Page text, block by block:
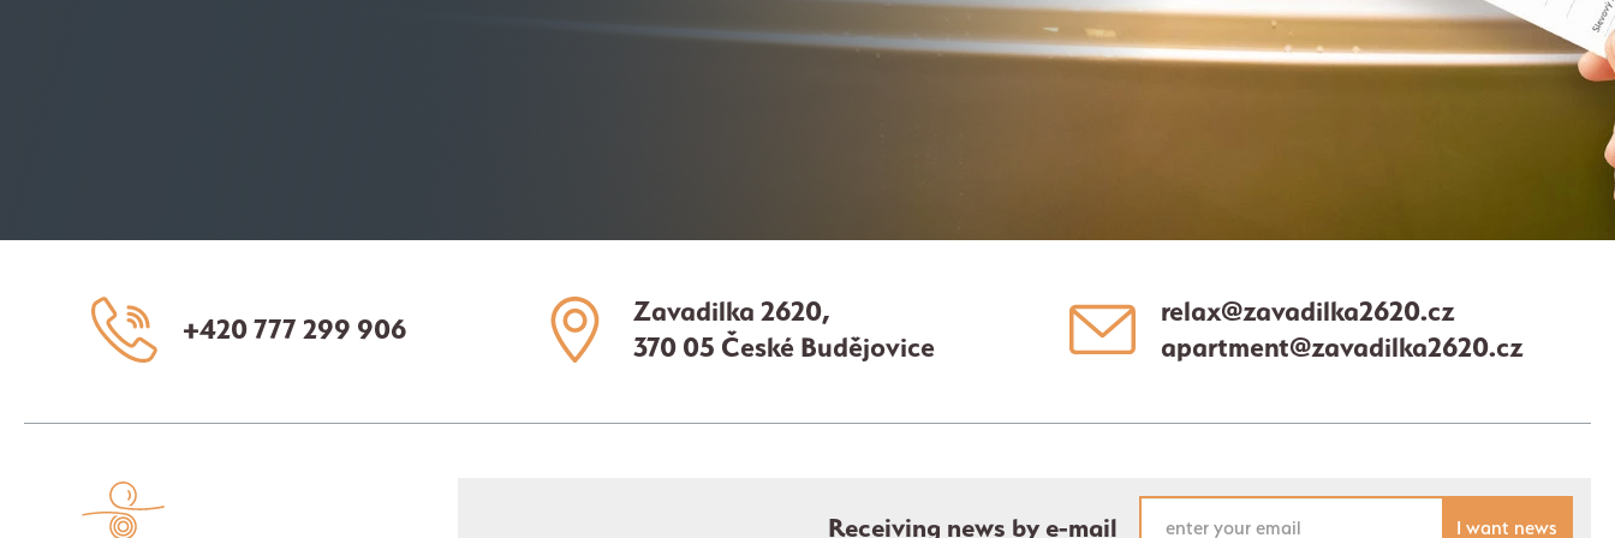
+420 777 299 906
Zavadilka 2620,
370 05 České Budějovice
relax@zavadilka2620.cz
apartment@zavadilka2620.cz
Receiving news by e-mail I want news